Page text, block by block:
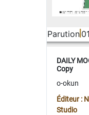
Parution
DAILY
Copy
o-okun
Éditeur :
Studio